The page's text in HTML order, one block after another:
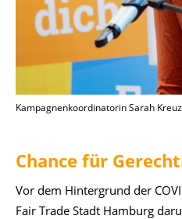
Kampagnenkoordinatorin Sarah
Chance für
Vor dem Hintergrund der
Fair Trade Stadt Hamburg